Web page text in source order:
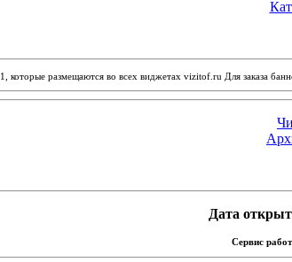
которые размещаются во всех виджетах vizitof.ru Для заказа
Дата
Сервис